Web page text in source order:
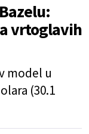
vrtoglavih
model u
(30.1